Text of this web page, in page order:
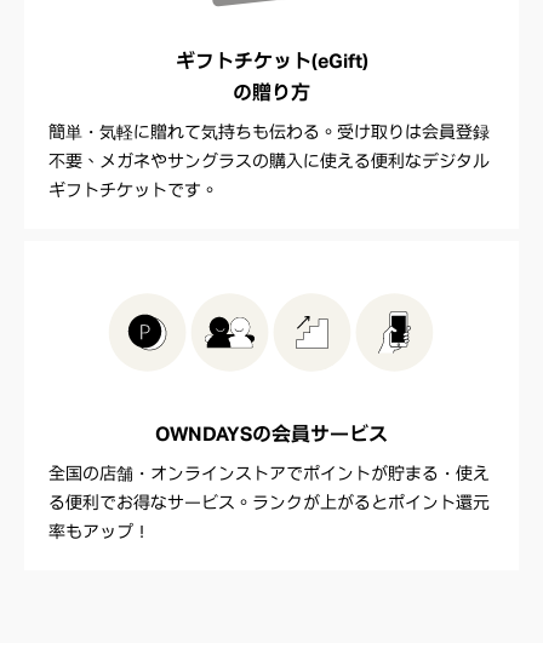
ギフトチケット(eGift)
の贈り方
簡単・気軽に贈れて気持ちも伝わる。受け取りは会員登録
不要、メガネやサングラスの購入に使える便利なデジタル
ギフトチケットです。
OWNDAYSの会員サービス
全国の店舗・オンラインストアでポイントが貯まる・使え
る便利でお得なサービス。ランクが上がるとポイント還元
率もアップ！